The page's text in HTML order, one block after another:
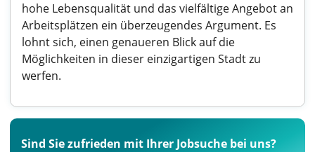
hohe Lebensqualität und das vielfältige Angebot an
Arbeitsplätzen ein überzeugendes Argument. Es
lohnt sich, einen genaueren Blick auf die
Möglichkeiten in dieser einzigartigen Stadt zu
werfen.
Sind Sie zufrieden mit Ihrer Jobsuche bei uns?